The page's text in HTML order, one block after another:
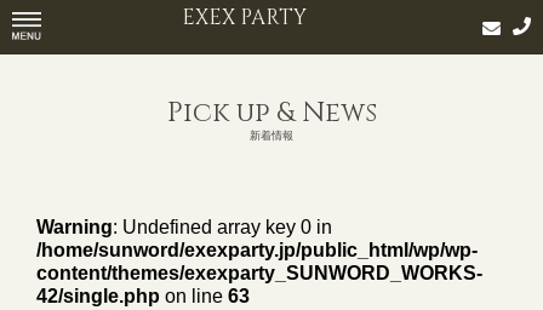
EXEX PARTY
Pick up & News
新着情報
Warning: Undefined array key 0 in
/home/sunword/exexparty.jp/public_html/wp/wp-
content/themes/exexparty_SUNWORD_WORKS-
42/single.php on line 63